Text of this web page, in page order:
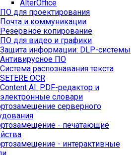
AlterOffice
ПО для проектирования
Почта и коммуникации
Резервное копирование
ПО для видео и графики
Защита информации: DLP-системы
Антивирусное ПО
Система распознавания текста
SETERE OCR
Content AI: PDF-редактор и
электронные словари
серверного
- печатающие
- интерактивные